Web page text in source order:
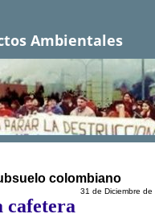
Ambientales
colombiano
31 de Diciembre de
cafetera